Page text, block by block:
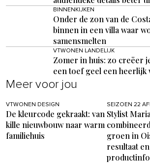
BINNENKIJKEN
Onder de zon van de
binnen in een villa waar
samensmelten
VTWONEN LANDELIJK
Zomer in huis: zo creëer
een toef geel een heerlijk
Meer voor jou
VTWONEN DESIGN
De kleurcode gekraakt: van
kille nieuwbouw naar warm
familiehuis
SEIZOEN 22
Stylist
groen in
resultaat en